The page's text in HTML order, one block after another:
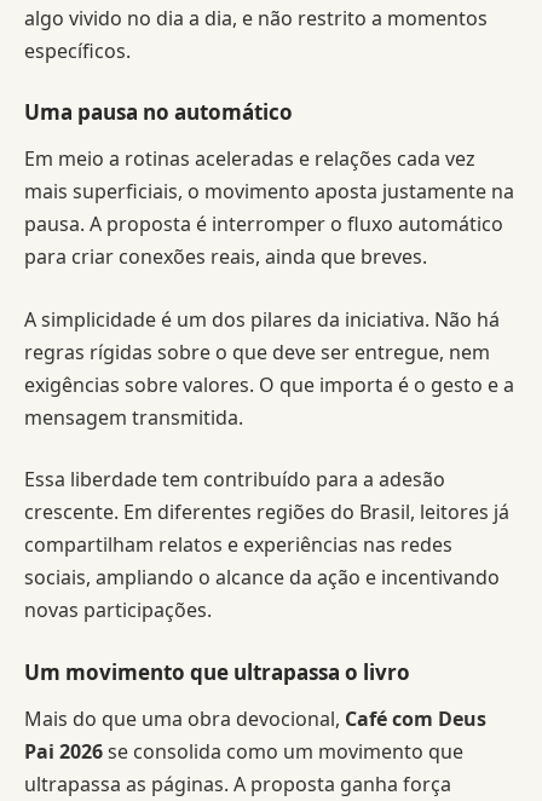
algo vivido no dia a dia, e não restrito a momentos
específicos.
Uma pausa no automático
Em meio a rotinas aceleradas e relações cada vez
mais superficiais, o movimento aposta justamente na
pausa. A proposta é interromper o fluxo automático
para criar conexões reais, ainda que breves.
A simplicidade é um dos pilares da iniciativa. Não há
regras rígidas sobre o que deve ser entregue, nem
exigências sobre valores. O que importa é o gesto e a
mensagem transmitida.
Essa liberdade tem contribuído para a adesão
crescente. Em diferentes regiões do Brasil, leitores já
compartilham relatos e experiências nas redes
sociais, ampliando o alcance da ação e incentivando
novas participações.
Um movimento que ultrapassa o livro
Mais do que uma obra devocional, Café com Deus
Pai 2026se consolida como um movimento que
ultrapassa as páginas. A proposta ganha força